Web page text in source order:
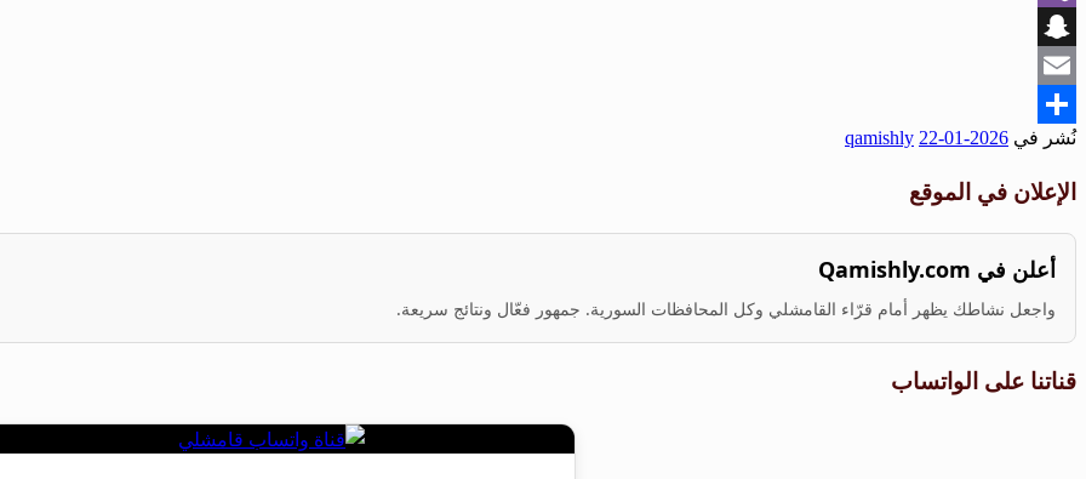
Viber
Snapchat
Email
Share
نُشر في 2026-01-22
qamishly
الإعلان في الموقع
أعلن في Qamishly.com
واجعل نشاطك يظهر أمام قرّاء القامشلي وكل المحافظات السورية. جمهور فعّال ونتائج سريعة.
قناتنا على الواتساب